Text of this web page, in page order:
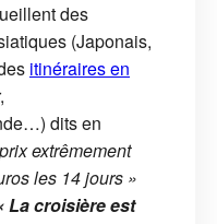
des
(Japonais,
itinéraires en
dits en
extrêmement
les 14 jours »
La croisière est